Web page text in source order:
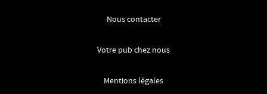
Nous contacter
Votre pub chez nous
Mentions légales